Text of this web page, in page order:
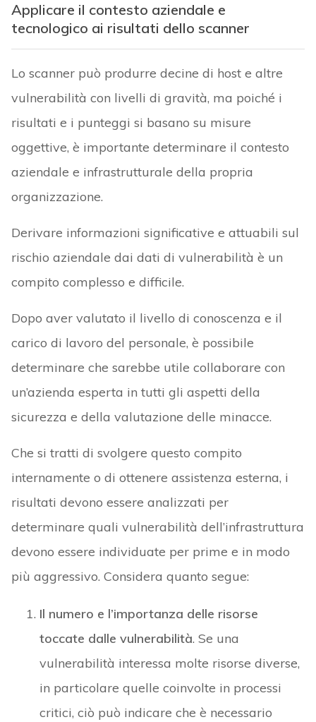
Applicare il contesto aziendale e
tecnologico ai risultati dello scanner
Lo scanner può produrre decine di host e altre
vulnerabilità con livelli di gravità, ma poiché i
risultati e i punteggi si basano su misure
oggettive, è importante determinare il contesto
aziendale e infrastrutturale della propria
organizzazione.
Derivare informazioni significative e attuabili sul
rischio aziendale dai dati di vulnerabilità è un
compito complesso e difficile.
Dopo aver valutato il livello di conoscenza e il
carico di lavoro del personale, è possibile
determinare che sarebbe utile collaborare con
un’azienda esperta in tutti gli aspetti della
sicurezza e della valutazione delle minacce.
Che si tratti di svolgere questo compito
internamente o di ottenere assistenza esterna, i
risultati devono essere analizzati per
determinare quali vulnerabilità dell’infrastruttura
devono essere individuate per prime e in modo
più aggressivo. Considera quanto segue:
Il numero e l’importanza delle risorse
toccate dalle vulnerabilità. Se una
vulnerabilità interessa molte risorse diverse,
in particolare quelle coinvolte in processi
critici, ciò può indicare che è necessario